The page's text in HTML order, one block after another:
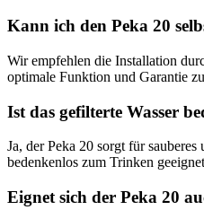
Kann ich den Peka 20
Wir empfehlen die Installation
optimale Funktion und Garantie
Ist das gefilterte Wasser
Ja, der Peka 20 sorgt für sauberes
bedenkenlos zum Trinken
Eignet sich der Peka 20